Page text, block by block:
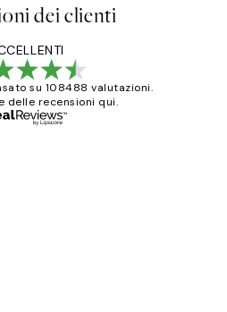
dei clienti
su 108488 valutazioni.
delle recensioni qui.